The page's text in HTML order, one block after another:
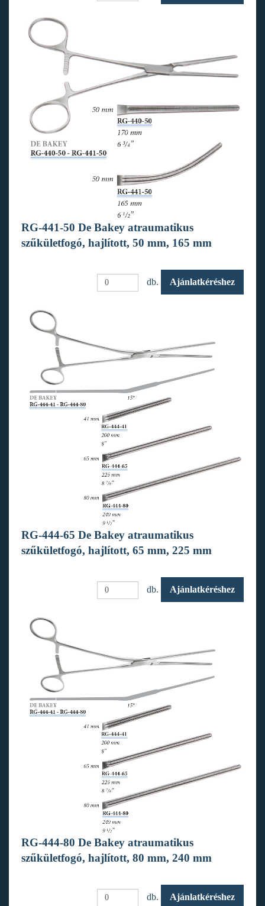
RG-441-50 De Bakey atraumatikus
szűkületfogó, hajlított, 50 mm, 165 mm
db. Ajánlatkéréshez
RG-444-65 De Bakey atraumatikus
szűkületfogó, hajlított, 65 mm, 225 mm
db. Ajánlatkéréshez
RG-444-80 De Bakey atraumatikus
szűkületfogó, hajlított, 80 mm, 240 mm
db. Ajánlatkéréshez